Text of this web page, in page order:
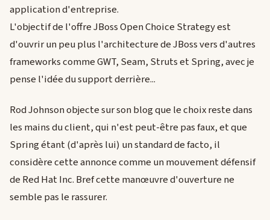
application d'entreprise.
L'objectif de l'offre JBoss Open Choice Strategy est
d'ouvrir un peu plus l'architecture de JBoss vers d'autres
frameworks comme GWT, Seam, Struts et Spring, avec je
pense l'idée du support derrière...
Rod Johnson objecte sur son blog que le choix reste dans
les mains du client, qui n'est peut-être pas faux, et que
Spring étant (d'après lui) un standard de facto, il
considère cette annonce comme un mouvement défensif
de Red Hat Inc. Bref cette manœuvre d'ouverture ne
semble pas le rassurer.